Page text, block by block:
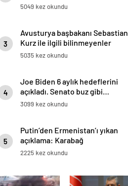
5049 kez okundu
3
Avusturya başbakanı Sebastian
Kurz ile ilgili bilinmeyenler
5035 kez okundu
4
Joe Biden 6 aylık hedeflerini
açıkladı. Senato buz gibi…
3099 kez okundu
5
Putin’den Ermenistan’ı yıkan
açıklama: Karabağ
Azerbaycan’ın ayrılmaz bir
2225 kez okundu